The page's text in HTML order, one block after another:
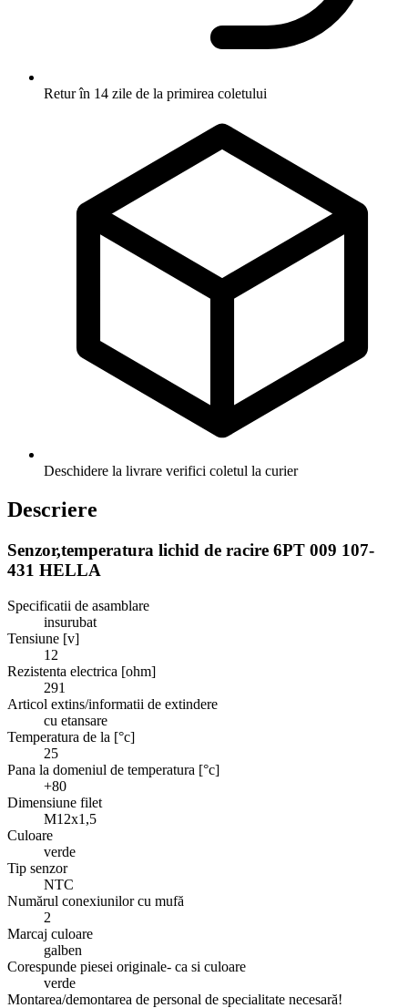
Retur în 14 zile de la primirea coletului
Deschidere la livrare verifici coletul la curier
Descriere
Senzor,temperatura lichid de racire 6PT 009 107-
431 HELLA
Specificatii de asamblare
insurubat
Tensiune [v]
12
Rezistenta electrica [ohm]
291
Articol extins/informatii de extindere
cu etansare
Temperatura de la [°c]
25
Pana la domeniul de temperatura [°c]
+80
Dimensiune filet
M12x1,5
Culoare
verde
Tip senzor
NTC
Numărul conexiunilor cu mufă
2
Marcaj culoare
galben
Corespunde piesei originale- ca si culoare
verde
Montarea/demontarea de personal de specialitate necesară!